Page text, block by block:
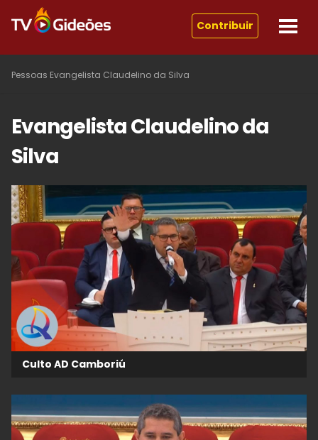
Contribuir
Pessoas Evangelista Claudelino da Silva
Evangelista Claudelino da
Silva
Culto AD Camboriú